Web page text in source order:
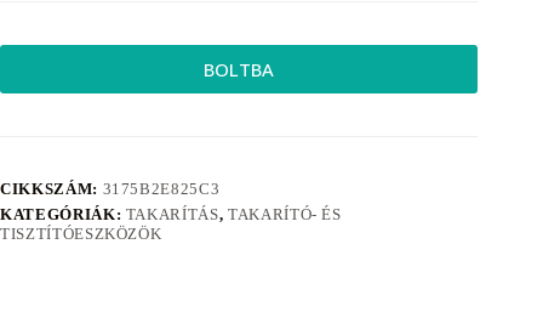
BOLTBA
CIKKSZÁM: 3175B2E825C3
KATEGÓRIÁK: TAKARÍTÁS, TAKARÍTÓ- ÉS
TISZTÍTÓESZKÖZÖK